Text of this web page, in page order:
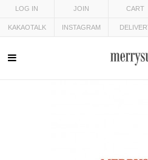
LOG IN JOIN CART
KAKAOTALK INSTAGRAM